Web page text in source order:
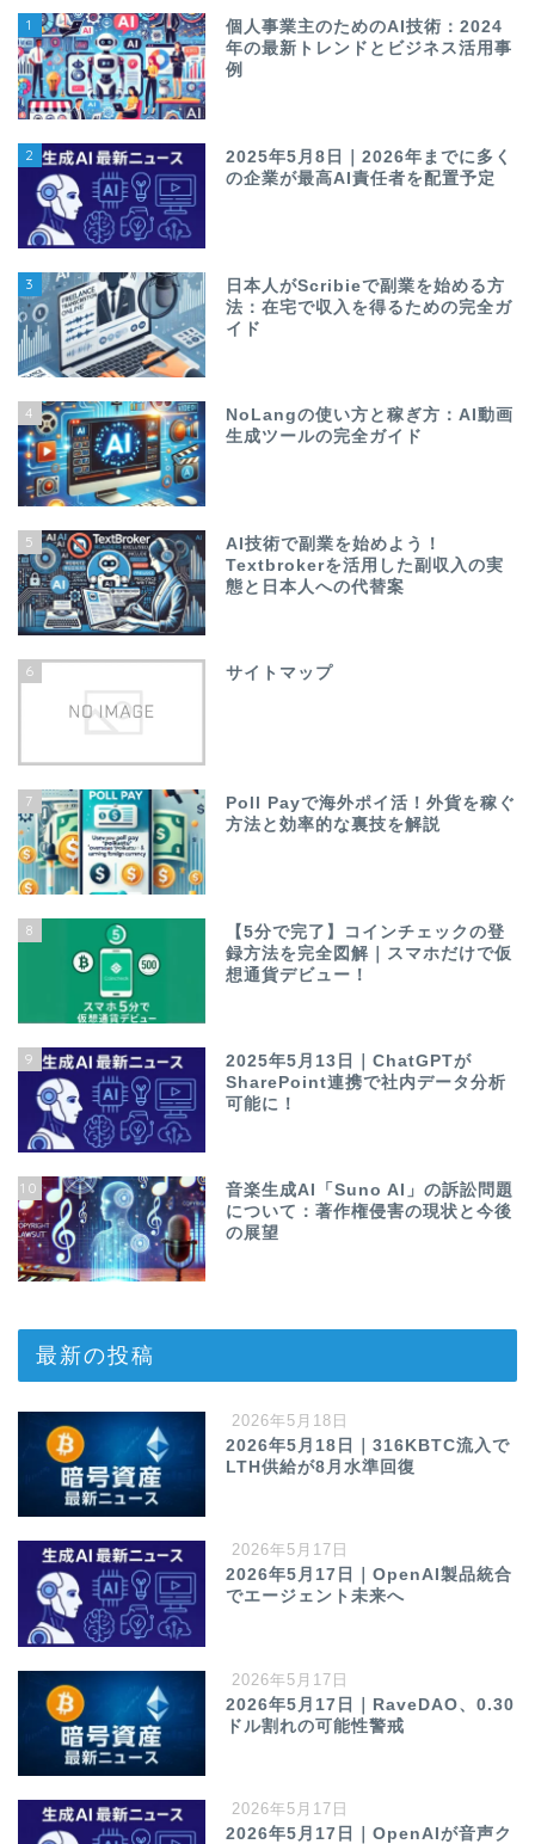
1
個人事業主のためのAI技術：2024
年の最新トレンドとビジネス活用事
例
2
2025年5月8日｜2026年までに多く
の企業が最高AI責任者を配置予定
3
日本人がScribieで副業を始める方
法：在宅で収入を得るための完全ガ
イド
4
NoLangの使い方と稼ぎ方：AI動画
生成ツールの完全ガイド
5
AI技術で副業を始めよう！
Textbrokerを活用した副収入の実
態と日本人への代替案
6 サイトマップ
7
Poll Payで海外ポイ活！外貨を稼ぐ
方法と効率的な裏技を解説
8
【5分で完了】コインチェックの登
録方法を完全図解｜スマホだけで仮
想通貨デビュー！
9
2025年5月13日｜ChatGPTが
SharePoint連携で社内データ分析
可能に！
10
音楽生成AI「Suno AI」の訴訟問題
について：著作権侵害の現状と今後
の展望
最新の投稿
2026年5月18日
2026年5月18日｜316KBTC流入で
LTH供給が8月水準回復
2026年5月17日
2026年5月17日｜OpenAI製品統合
でエージェント未来へ
2026年5月17日
2026年5月17日｜RaveDAO、0.30
ドル割れの可能性警戒
2026年5月17日
2026年5月17日｜OpenAIが音声ク